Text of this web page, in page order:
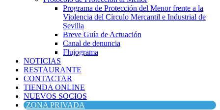
Programa de Protección del Menor frente a la
Violencia del Círculo Mercantil e Industrial de
Sevilla
Breve Guía de Actuación
Canal de denuncia
Flujograma
NOTICIAS
RESTAURANTE
CONTACTAR
TIENDA ONLINE
NUEVOS SOCIOS
ZONA PRIVADA